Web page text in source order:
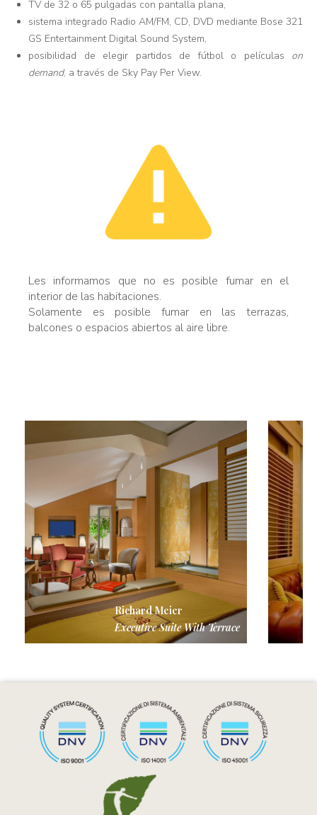
TV de 32 o 65 pulgadas con pantalla plana,
sistema integrado Radio AM/FM, CD, DVD mediante Bose 321
GS Entertainment Digital Sound System,
posibilidad de elegir partidos de fútbol o películas on
demand, a través de Sky Pay Per View.
Les informamos que no es posible fumar en el
interior de las habitaciones.
Solamente es posible fumar en las terrazas,
balcones o espacios abiertos al aire libre.
Richard Meier
Executive Suite With Terrace